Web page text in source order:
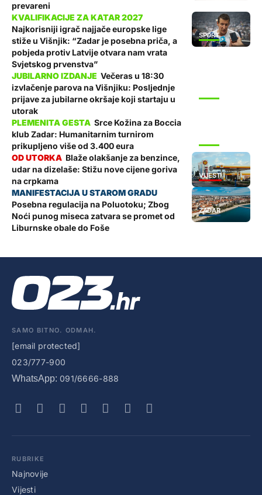
prevareni
SPORT
Najkorisniji igrač najjače europske lige
stiže u Višnjik: “Zadar je posebna priča, a
pobjeda protiv Latvije otvara nam vrata
Svjetskog prvenstva”
Večeras u 18:30
izvlačenje parova na Višnjiku: Posljednje
prijave za jubilarne okršaje koji startaju u
utorak
Srce Kožina za Boccia
klub Zadar: Humanitarnim turnirom
prikupljeno više od 3.400 eura
VIJESTI
Blaže olakšanje za benzince,
udar na dizelaše: Stižu nove cijene goriva
na crpkama
ZADAR
Posebna regulacija na Poluotoku; Zbog
Noći punog miseca zatvara se promet od
Liburnske obale do Foše
SAMO BITNO. ODMAH.
[email protected]
023/777-900
WhatsApp: 091/6666-888
RUBRIKE
Najnovije
Vijesti